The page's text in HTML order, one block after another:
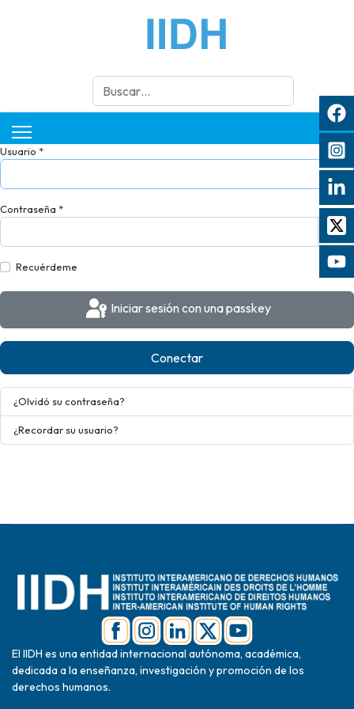
Buscar
Usuario *
Contraseña *
Recuérdeme
Iniciar sesión con una passkey
Conectar
¿Olvidó su contraseña?
¿Recordar su usuario?
El IIDH es una entidad internacional autónoma, académica,
dedicada a la enseñanza, investigación y promoción de los
derechos humanos.